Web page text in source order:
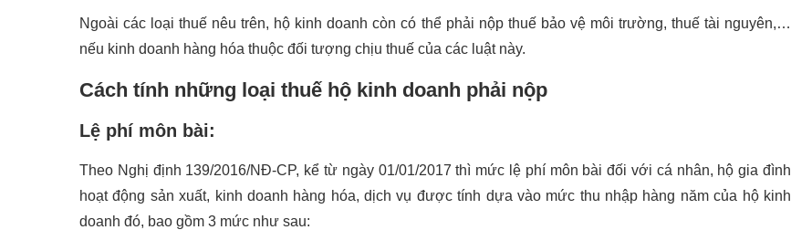
Ngoài các loại thuế nêu trên, hộ kinh doanh còn có thể phải nộp thuế bảo vệ môi trường, thuế tài nguyên,…
nếu kinh doanh hàng hóa thuộc đối tượng chịu thuế của các luật này.
Cách tính những loại thuế hộ kinh doanh phải nộp
Lệ phí môn bài:
Theo Nghị định 139/2016/NĐ-CP, kể từ ngày 01/01/2017 thì mức lệ phí môn bài đối với cá nhân, hộ gia đình
hoạt động sản xuất, kinh doanh hàng hóa, dịch vụ được tính dựa vào mức thu nhập hàng năm của hộ kinh
doanh đó, bao gồm 3 mức như sau: